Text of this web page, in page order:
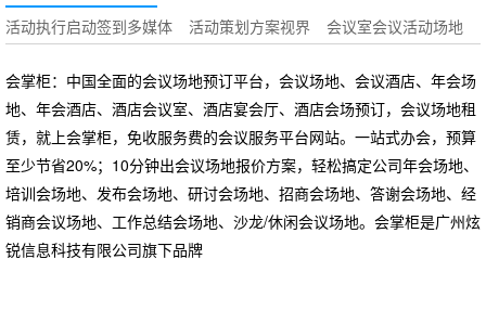
活动执行启动签到多媒体
活动策划方案视界 会议室会议活动场地
会掌柜：中国全面的会议场地预订平台，会议场地、会议酒店、年会场
地、年会酒店、酒店会议室、酒店宴会厅、酒店会场预订，会议场地租
赁，就上会掌柜，免收服务费的会议服务平台网站。一站式办会，预算
至少节省20%；10分钟出会议场地报价方案，轻松搞定公司年会场地、
培训会场地、发布会场地、研讨会场地、招商会场地、答谢会场地、经
销商会议场地、工作总结会场地、沙龙/休闲会议场地。会掌柜是广州炫
锐信息科技有限公司旗下品牌